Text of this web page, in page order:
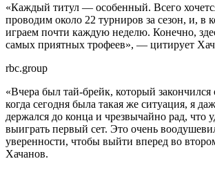
«Каждый титул — особенный. Всего
проводим около 22 турниров за сезон, и, в
играем почти каждую неделю. Конечно,
самых приятных трофеев», — цитирует
rbc.group
«Вчера был тай-брейк, который закончился
когда сегодня была такая же ситуация, я
держался до конца и чрезвычайно рад, что
выиграть первый сет. Это очень
уверенности, чтобы выйти вперед во
Хачанов.